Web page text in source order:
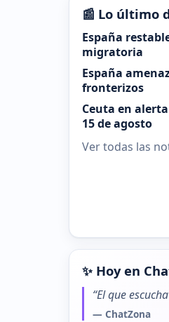
📰 Lo último
España
migratoria
España
fronterizos
Ceuta en
15 de agosto
Ver todas las
✨ Hoy en
“El que
— ChatZona